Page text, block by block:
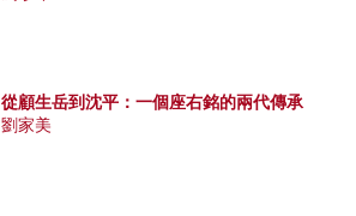
從顧生岳到沈平：一個座右銘的兩代傳承
劉家美